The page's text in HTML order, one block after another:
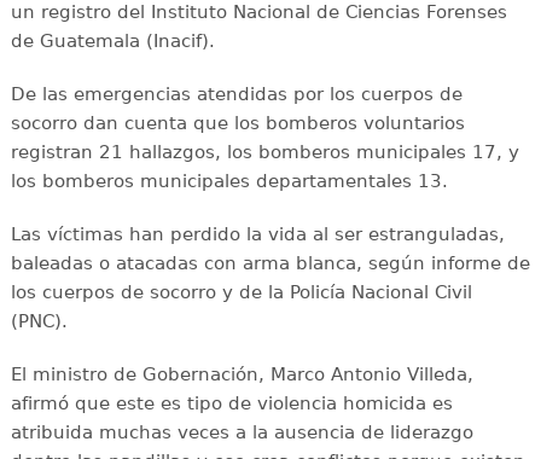
un registro del Instituto Nacional de Ciencias Forenses
de Guatemala (Inacif).
De las emergencias atendidas por los cuerpos de
socorro dan cuenta que los bomberos voluntarios
registran 21 hallazgos, los bomberos municipales 17, y
los bomberos municipales departamentales 13.
Las víctimas han perdido la vida al ser estranguladas,
baleadas o atacadas con arma blanca, según informe de
los cuerpos de socorro y de la Policía Nacional Civil
(PNC).
El ministro de Gobernación, Marco Antonio Villeda,
afirmó que este es tipo de violencia homicida es
atribuida muchas veces a la ausencia de liderazgo